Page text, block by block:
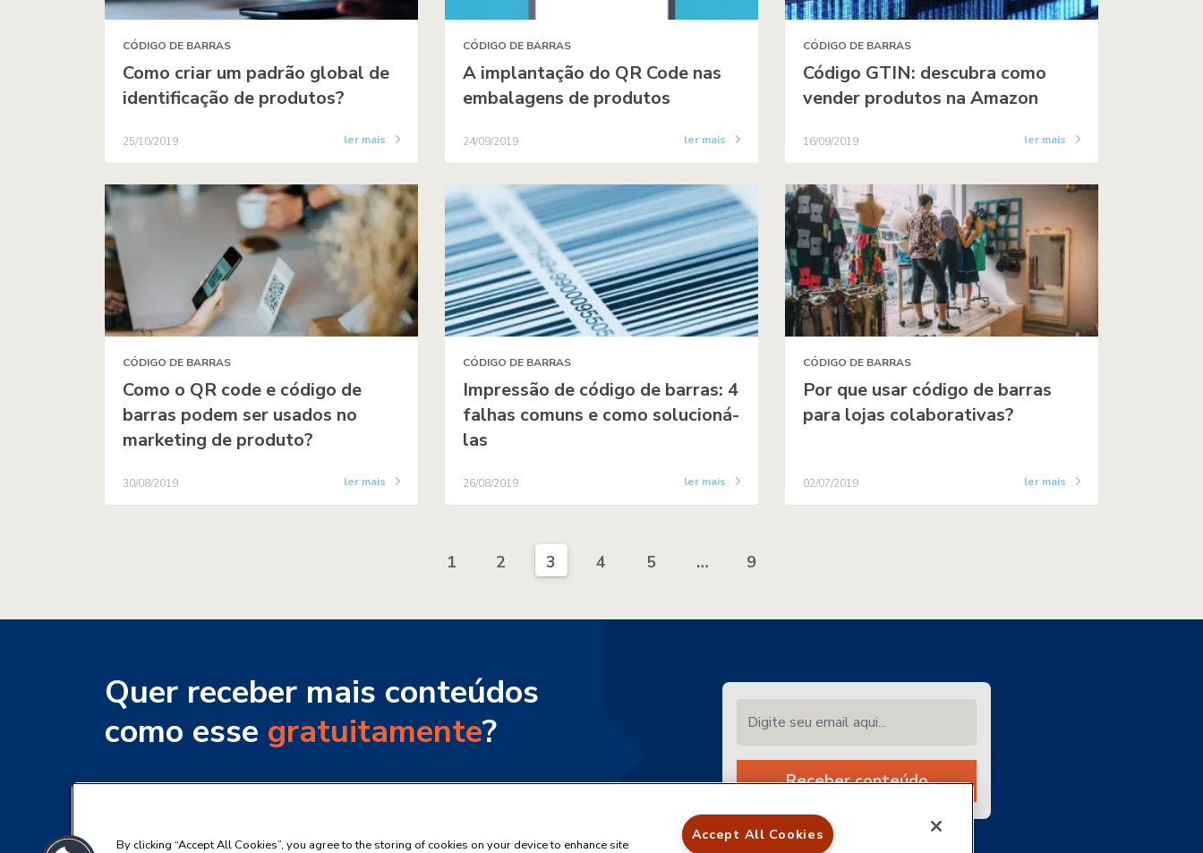
CÓDIGO DE BARRAS
Como criar um padrão global de
identificação de produtos?
25/10/2019 ler mais
CÓDIGO DE BARRAS
A implantação do QR Code nas
embalagens de produtos
24/09/2019 ler mais
CÓDIGO DE BARRAS
Código GTIN: descubra como
vender produtos na Amazon
16/09/2019 ler mais
CÓDIGO DE BARRAS
Como o QR code e código de
barras podem ser usados no
marketing de produto?
30/08/2019 ler mais
CÓDIGO DE BARRAS
Impressão de código de barras: 4
falhas comuns e como solucioná-
las
26/08/2019 ler mais
CÓDIGO DE BARRAS
Por que usar código de barras
para lojas colaborativas?
02/07/2019 ler mais
1 2 3 4 5 … 9
Quer receber mais conteúdos
como esse gratuitamente?
Cadastre-se para receber os nossos conteúdos por e-
Receber conteúdo
By clicking “Accept All Cookies”, you agree to the storing of cookies on your device to enhance site
Accept All Cookies